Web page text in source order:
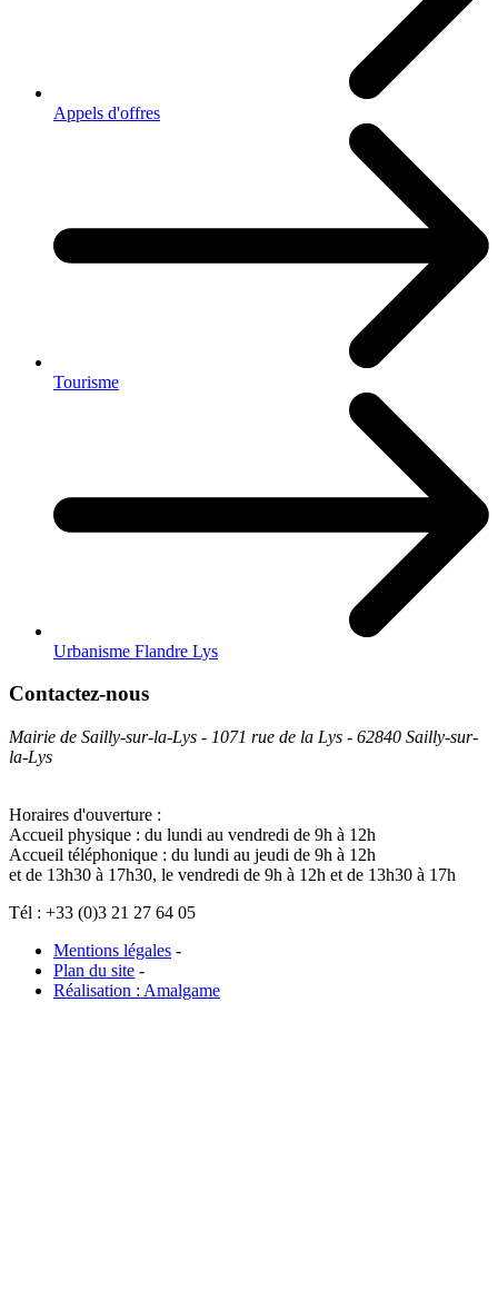
Appels d'offres
Tourisme
Urbanisme Flandre Lys
Contactez-nous
Mairie de Sailly-sur-la-Lys - 1071 rue de la Lys - 62840 Sailly-sur-
la-Lys
Horaires d'ouverture :
Accueil physique : du lundi au vendredi de 9h à 12h
Accueil téléphonique : du lundi au jeudi de 9h à 12h
et de 13h30 à 17h30, le vendredi de 9h à 12h et de 13h30 à 17h
Tél : +33 (0)3 21 27 64 05
Mentions légales -
Plan du site -
Réalisation : Amalgame